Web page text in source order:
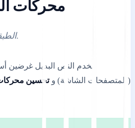
محركات
الطبقة غير المرئية لموقعك.
يخدم النص البديل غرضين
(للمتصفحات الشاشة) و تحسين